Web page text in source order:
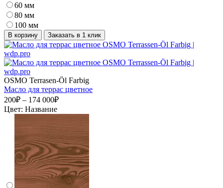
60 мм
80 мм
100 мм
В корзину Заказать в 1 клик
OSMO Terrasen-Öl Farbig
Масло для террас цветное
200₽ – 174 000₽
Цвет: Название